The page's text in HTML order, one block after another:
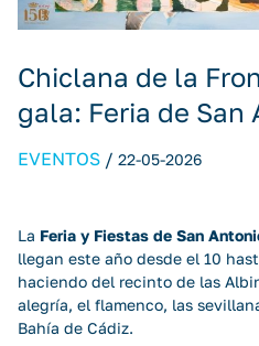
Chiclana de la
gala: Feria de San
EVENTOS / 22-05-2026
La Feria y Fiestas de San
llegan este año desde el 10
haciendo del recinto de las
alegría, el flamenco, las
Bahía de Cádiz.